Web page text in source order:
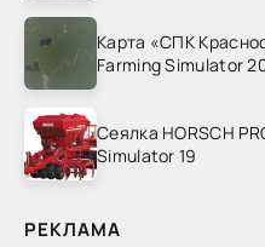
Карта «СПК
Farming Simulator
Сеялка HORSCH
Simulator 19
РЕКЛАМА